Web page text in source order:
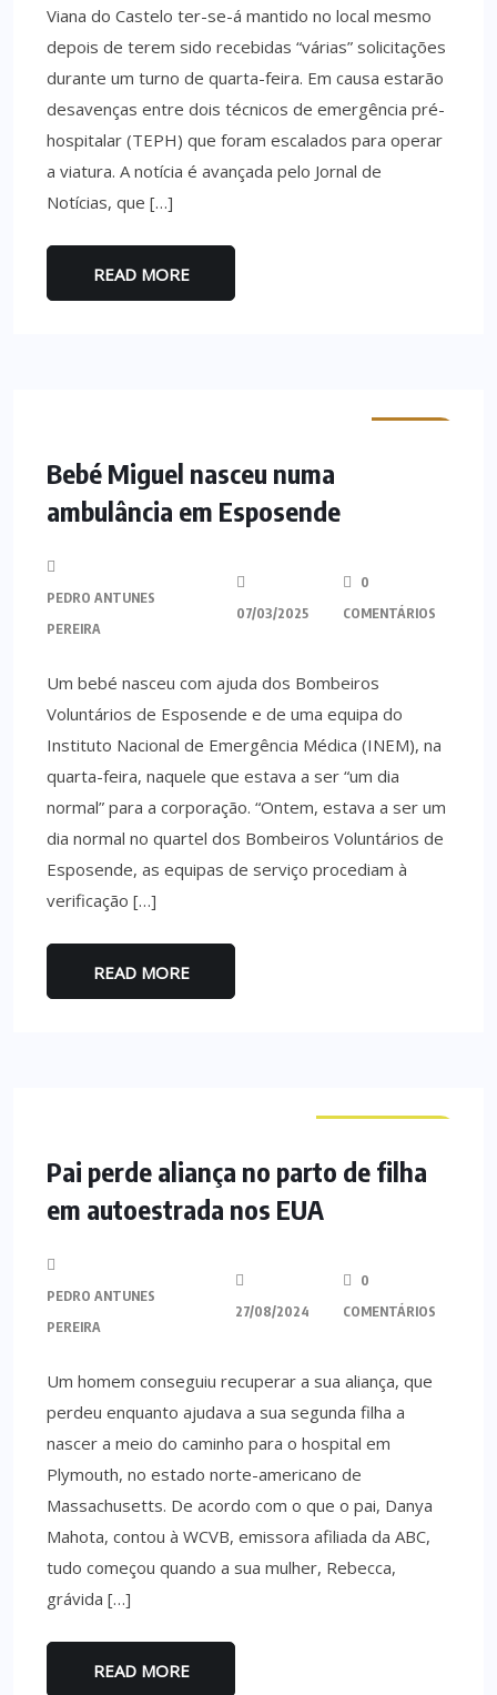
Viana do Castelo ter-se-á mantido no local mesmo
depois de terem sido recebidas “várias” solicitações
durante um turno de quarta-feira. Em causa estarão
desavenças entre dois técnicos de emergência pré-
hospitalar (TEPH) que foram escalados para operar
a viatura. A notícia é avançada pelo Jornal de
Notícias, que […]
READ MORE
Bebé Miguel nasceu numa
ambulância em Esposende
PEDRO ANTUNES
PEREIRA
07/03/2025
0
COMENTÁRIOS
Um bebé nasceu com ajuda dos Bombeiros
Voluntários de Esposende e de uma equipa do
Instituto Nacional de Emergência Médica (INEM), na
quarta-feira, naquele que estava a ser “um dia
normal” para a corporação. “Ontem, estava a ser um
dia normal no quartel dos Bombeiros Voluntários de
Esposende, as equipas de serviço procediam à
verificação […]
READ MORE
Pai perde aliança no parto de filha
em autoestrada nos EUA
PEDRO ANTUNES
PEREIRA
27/08/2024
0
COMENTÁRIOS
Um homem conseguiu recuperar a sua aliança, que
perdeu enquanto ajudava a sua segunda filha a
nascer a meio do caminho para o hospital em
Plymouth, no estado norte-americano de
Massachusetts. De acordo com o que o pai, Danya
Mahota, contou à WCVB, emissora afiliada da ABC,
tudo começou quando a sua mulher, Rebecca,
grávida […]
READ MORE